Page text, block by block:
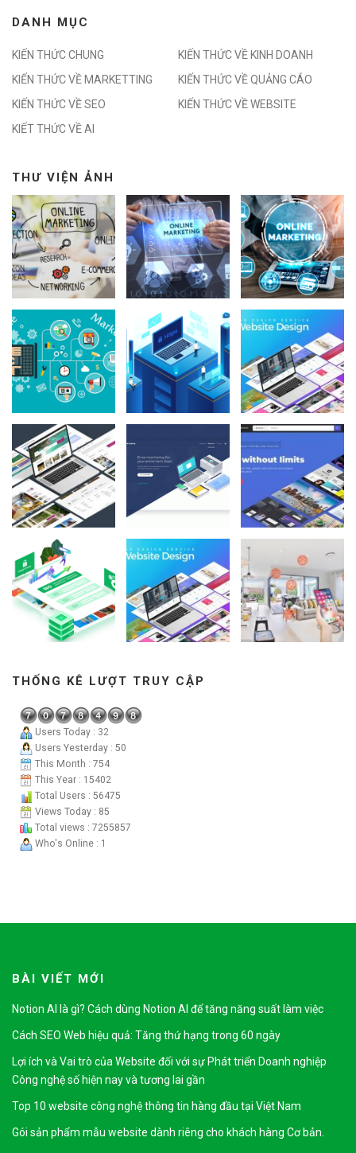
DANH MỤC
KIẾN THỨC CHUNG
KIẾN THỨC VỀ KINH DOANH
KIẾN THỨC VỀ MARKETTING
KIẾN THỨC VỀ QUẢNG CÁO
KIẾN THỨC VỀ SEO
KIẾN THỨC VỀ WEBSITE
KIẾT THỨC VỀ AI
THƯ VIỆN ẢNH
THỐNG KÊ LƯỢT TRUY CẬP
Users Today : 32
Users Yesterday : 50
This Month : 754
This Year : 15402
Total Users : 56475
Views Today : 85
Total views : 7255857
Who's Online : 1
BÀI VIẾT MỚI
Notion AI là gì? Cách dùng Notion AI để tăng năng suất làm việc
Cách SEO Web hiệu quả: Tăng thứ hạng trong 60 ngày
Lợi ích và Vai trò của Website đối với sự Phát triển Doanh nghiệp
Công nghệ số hiện nay và tương lai gần
Top 10 website công nghệ thông tin hàng đầu tại Việt Nam
Gói sản phẩm mẫu website dành riêng cho khách hàng Cơ bản.